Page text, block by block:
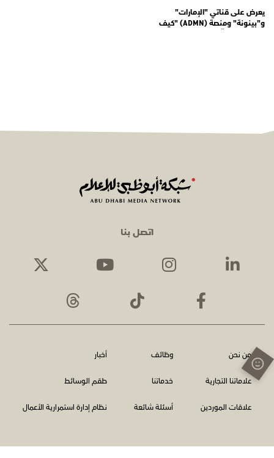
يعرض على قناتي "الإمارات"
و"بينونة" ومنصة (ADMN) "كيف
اتصل بنا
من نحن وظائف أخبار
علاماتنا التجارية خدماتنا طقم الوسائط
علاقات الموردين أسئلة شائعة نظام إدارة استمرارية الأعمال